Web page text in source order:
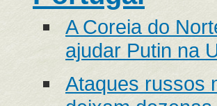
A Coreia do
ajudar Putin na
Ataques russos